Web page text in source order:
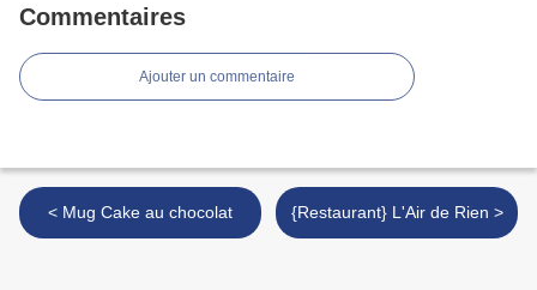
Commentaires
Ajouter un commentaire
< Mug Cake au chocolat {Restaurant} L'Air de Rien >